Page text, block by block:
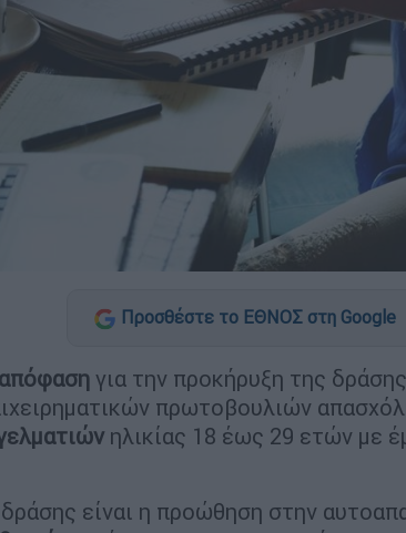
Προσθέστε το ΕΘΝΟΣ στη Google
για την προκήρυξη της
πρωτοβουλιών
ηλικίας 18 έως 29 ετών με
είναι η προώθηση στην